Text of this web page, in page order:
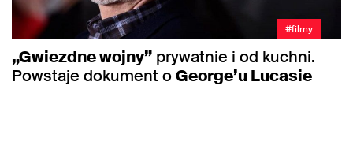
#filmy
„Gwiezdne wojny” prywatnie i od kuchni.
Powstaje dokument oGeorge’u Lucasie